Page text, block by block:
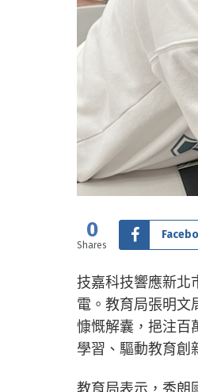
0
Shares
技嘉科技響應新北
電。教育局張明文
慷慨解囊，挹注百
學習、驅動教育創